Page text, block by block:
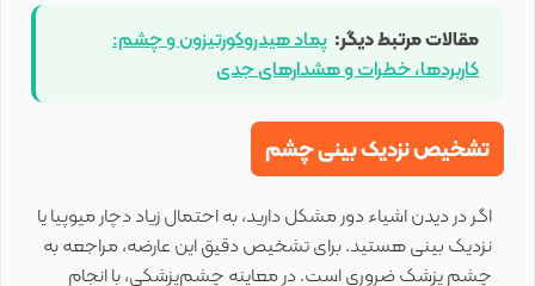
مقالات مرتبط دیگر: پماد هیدروکورتیزون و چشم:
کاربردها، خطرات و هشدارهای جدی
تشخیص نزدیک بینی چشم
اگر در دیدن اشیاء دور مشکل دارید، به احتمال زیاد دچار میوپیا یا
نزدیک بینی هستید. برای تشخیص دقیق این عارضه، مراجعه به
چشم پزشک ضروری است. در معاینه چشم‌پزشکی، با انجام